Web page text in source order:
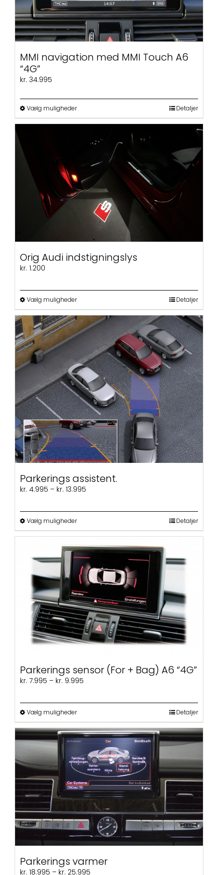
MMI navigation med MMI Touch A6
“4G”
kr. 34.995
Vælg mulighederDette
vare
varianter.
Mulighederne
vælges
på
varesiden
Detaljer
Orig Audi indstigningslys
kr. 1.200
Vælg mulighederDette
vare
har
flere
varianter.
Mulighederne
kan
vælges
på
varesiden
Detaljer
Parkerings assistent.
kr. 4.995 – kr. 13.995
Vælg mulighederDette
vare
flere
varianter.
Mulighederne
kan
vælges
på
varesiden
Detaljer
Parkerings sensor (For + Bag) A6 “4G”
kr. 7.995 – kr. 9.995
Vælg mulighederDette
vare
har
flere
varianter.
Mulighederne
kan
vælges
på
varesiden
Detaljer
Parkerings varmer
kr. 18.995 – kr. 25.995